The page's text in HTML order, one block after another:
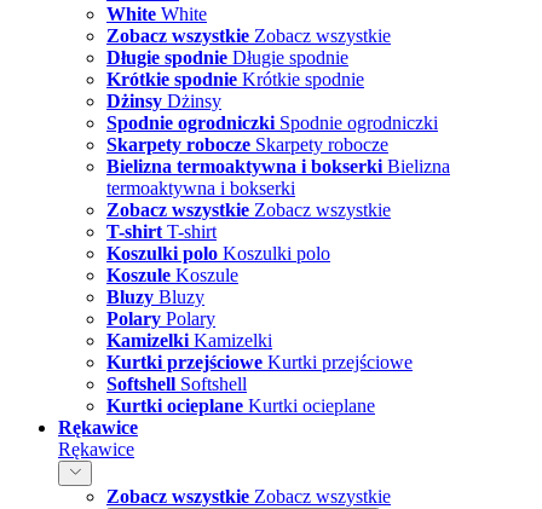
White White
Zobacz wszystkie Zobacz wszystkie
Długie spodnie Długie spodnie
Krótkie spodnie Krótkie spodnie
Dżinsy Dżinsy
Spodnie ogrodniczki Spodnie ogrodniczki
Skarpety robocze Skarpety robocze
Bielizna termoaktywna i bokserki Bielizna
termoaktywna i bokserki
Zobacz wszystkie Zobacz wszystkie
T-shirt T-shirt
Koszulki polo Koszulki polo
Koszule Koszule
Bluzy Bluzy
Polary Polary
Kamizelki Kamizelki
Kurtki przejściowe Kurtki przejściowe
Softshell Softshell
Kurtki ocieplane Kurtki ocieplane
Rękawice
Rękawice
Zobacz wszystkie Zobacz wszystkie